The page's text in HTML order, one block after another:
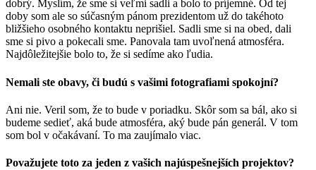
dobrý. Myslím, že sme si veľmi sadli a bolo to príjemné. Od tej
doby som ale so súčasným pánom prezidentom už do takéhoto
bližšieho osobného kontaktu neprišiel. Sadli sme si na obed, dali
sme si pivo a pokecali sme. Panovala tam uvoľnená atmosféra.
Najdôležitejšie bolo to, že si sedíme ako ľudia.
Nemali ste obavy, či budú s vašimi fotografiami spokojní?
Ani nie. Veril som, že to bude v poriadku. Skôr som sa bál, ako si
budeme sedieť, aká bude atmosféra, aký bude pán generál. V tom
som bol v očakávaní. To ma zaujímalo viac.
Považujete toto za jeden z vašich najúspešnejších projektov?